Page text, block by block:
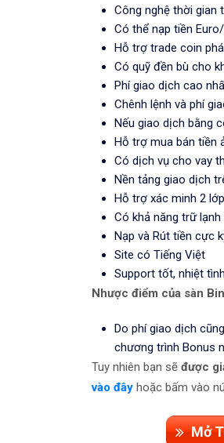
Công nghệ thời gian
Có thể nạp tiền
Hỗ trợ trade coin
Có quỹ đền bù cho
Phí giao dịch cao
Chênh lệnh và phí
Nếu giao dịch bằng
Hỗ trợ mua bán tiền
Có dịch vụ cho vay
Nền tảng giao dịch
Hỗ trợ xác minh 2
Có khả năng trữ
Nạp và Rút tiền cực
Site có Tiếng Việt
Support tốt, nhiệt tình
Nhược điểm của sàn
Do phí giao dịch
chương trình Bonus
Tuy nhiên bạn sẽ được
vào đây hoặc bấm vào
Mở